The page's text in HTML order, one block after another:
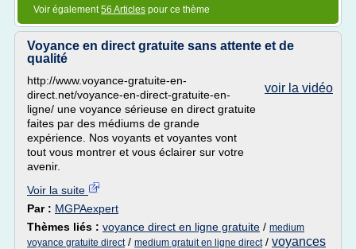
Voir également56 Articles pour ce thème
Voyance en direct gratuite sans attente et de
qualité
voir la vidéo
http://www.voyance-gratuite-en-
direct.net/voyance-en-direct-gratuite-en-
ligne/ une voyance sérieuse en direct gratuite
faites par des médiums de grande
expérience. Nos voyants et voyantes vont
tout vous montrer et vous éclairer sur votre
avenir.
Voir la suite
Par : MGPAexpert
Thèmes liés : voyance direct en ligne gratuite / medium
voyance gratuite direct/ medium gratuit en ligne direct/ voyances